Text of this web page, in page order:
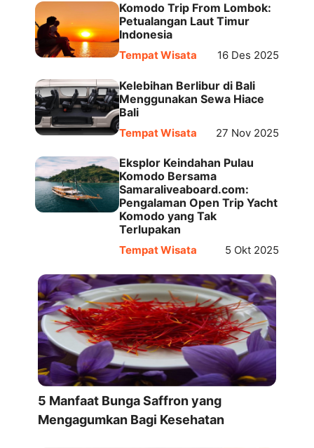
Komodo Trip From Lombok:
Petualangan Laut Timur
Indonesia
Tempat Wisata 16 Des 2025
Kelebihan Berlibur di Bali
Menggunakan Sewa Hiace
Bali
Tempat Wisata 27 Nov 2025
Eksplor Keindahan Pulau
Komodo Bersama
Samaraliveaboard.com:
Pengalaman Open Trip Yacht
Komodo yang Tak
Terlupakan
Tempat Wisata 5 Okt 2025
5 Manfaat Bunga Saffron yang
Mengagumkan Bagi Kesehatan